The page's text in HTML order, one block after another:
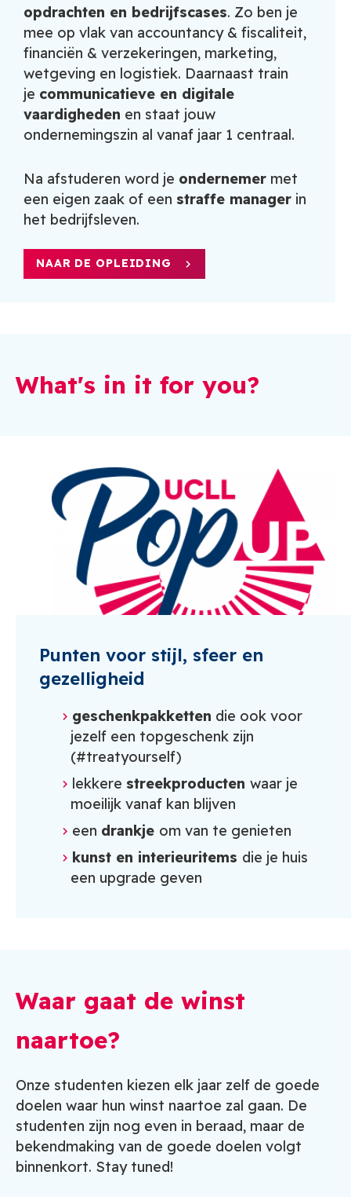
opdrachten en bedrijfscases. Zo ben je
mee op vlak van accountancy & fiscaliteit,
financiën & verzekeringen, marketing,
wetgeving en logistiek. Daarnaast train
je communicatieve en digitale
vaardigheden en staat jouw
ondernemingszin al vanaf jaar 1 centraal.
Na afstuderen word je ondernemer met
een eigen zaak of een straffe manager in
het bedrijfsleven.
NAAR DE OPLEIDING
What's in it for you?
Punten voor stijl, sfeer en
gezelligheid
geschenkpakketten die ook voor
jezelf een topgeschenk zijn
(#treatyourself)
lekkere streekproducten waar je
moeilijk vanaf kan blijven
een drankje om van te genieten
kunst en interieuritems die je huis
een upgrade geven
Waar gaat de winst
naartoe?
Onze studenten kiezen elk jaar zelf de goede
doelen waar hun winst naartoe zal gaan. De
studenten zijn nog even in beraad, maar de
bekendmaking van de goede doelen volgt
binnenkort. Stay tuned!